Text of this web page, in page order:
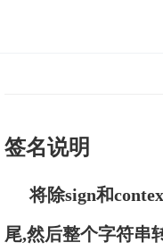
签名说明
将除sign和
尾,然后整个字符串